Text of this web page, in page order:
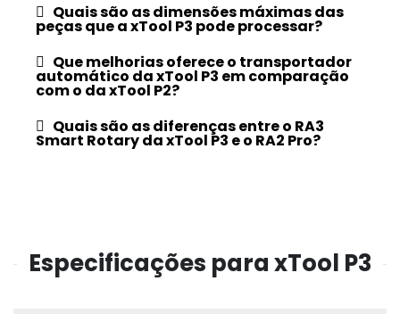
Quais são as dimensões máximas das
peças que a xTool P3 pode processar?
Que melhorias oferece o transportador
automático da xTool P3 em comparação
com o da xTool P2?
Quais são as diferenças entre o RA3
Smart Rotary da xTool P3 e o RA2 Pro?
Especificações para xTool P3